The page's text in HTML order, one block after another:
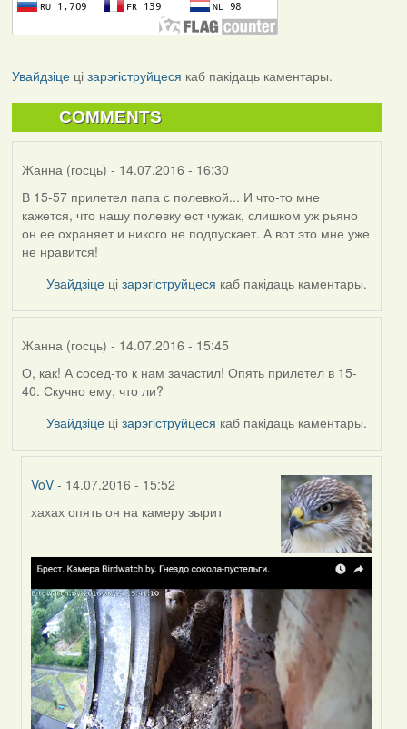
Увайдзіцеці зарэгіструйцеся каб пакідаць каментары.
COMMENTS
Жанна (госць) - 14.07.2016 - 16:30
В 15-57 прилетел папа с полевкой... И что-то мне
кажется, что нашу полевку ест чужак, слишком уж рьяно
он ее охраняет и никого не подпускает. А вот это мне уже
не нравится!
Увайдзіце цізарэгіструйцеся каб пакідаць каментары.
Жанна (госць) - 14.07.2016 - 15:45
О, как! А сосед-то к нам зачастил! Опять прилетел в 15-
40. Скучно ему, что ли?
Увайдзіце цізарэгіструйцеся каб пакідаць каментары.
VoV - 14.07.2016 - 15:52
In
to
by
Жанна
(госць)
хахах опять он на камеру зырит